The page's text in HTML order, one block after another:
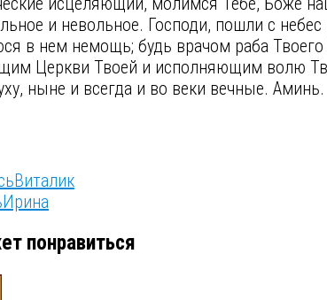
и невольное. Господи, пошли с
в нем немощь; будь врачом раба
Церкви Твоей и исполняющим волю
ныне и всегда и во веки вечные. Аминь.
Виталик
Ирина
понравиться